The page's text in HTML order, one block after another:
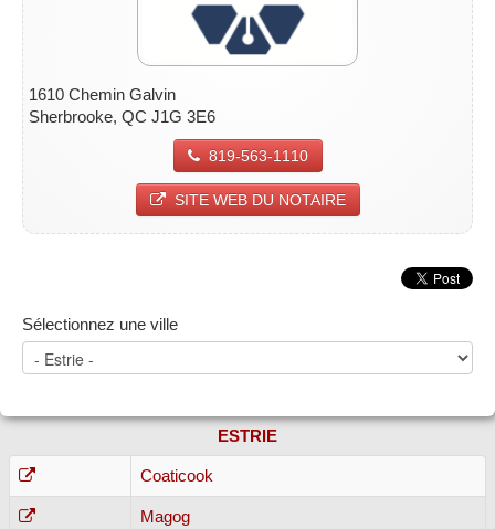
1610 Chemin Galvin
Sherbrooke, QC J1G 3E6
819-563-1110
SITE WEB DU NOTAIRE
Sélectionnez une ville
ESTRIE
Coaticook
Magog